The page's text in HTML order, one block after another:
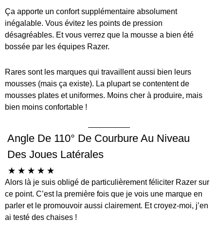
Ça apporte un confort supplémentaire absolument
inégalable. Vous évitez les points de pression
désagréables. Et vous verrez que la mousse a bien été
bossée par les équipes Razer.
Rares sont les marques qui travaillent aussi bien leurs
mousses (mais ça existe). La plupart se contentent de
mousses plates et uniformes. Moins cher à produire, mais
bien moins confortable !
Angle De 110° De Courbure Au Niveau
Des Joues Latérales
☆ ☆ ☆ ☆ ☆
Alors là je suis obligé de particulièrement féliciter Razer sur
ce point. C’est la première fois que je vois une marque en
parler et le promouvoir aussi clairement. Et croyez-moi, j’en
ai testé des chaises !